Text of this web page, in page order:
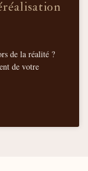
de la réalité ?
de votre